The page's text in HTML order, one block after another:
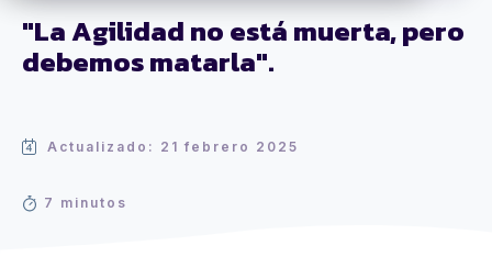
"La Agilidad no está muerta, pero
debemos matarla".
Actualizado: 21 febrero 2025
7 minutos